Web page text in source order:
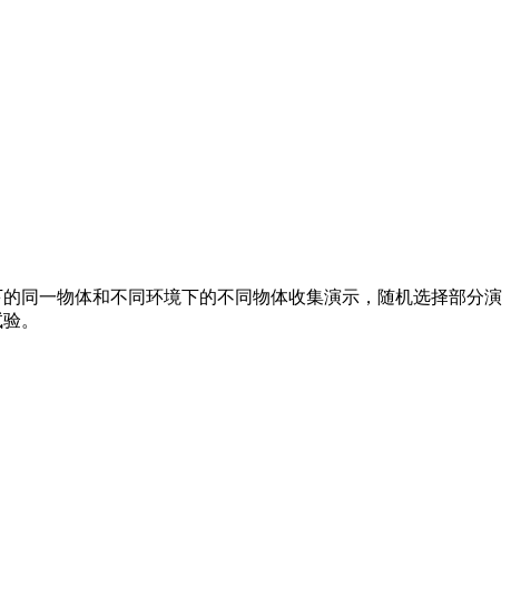
一物体和不同环境下的不同物体收集演示，随机选择部分演
。